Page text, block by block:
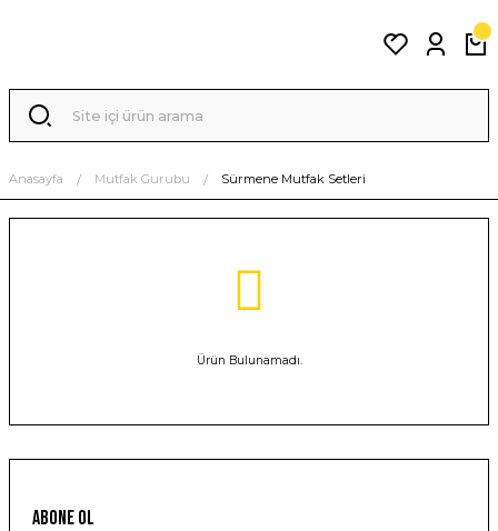
Anasayfa Mutfak Gurubu Sürmene Mutfak Setleri
Ürün Bulunamadı.
ABONE OL